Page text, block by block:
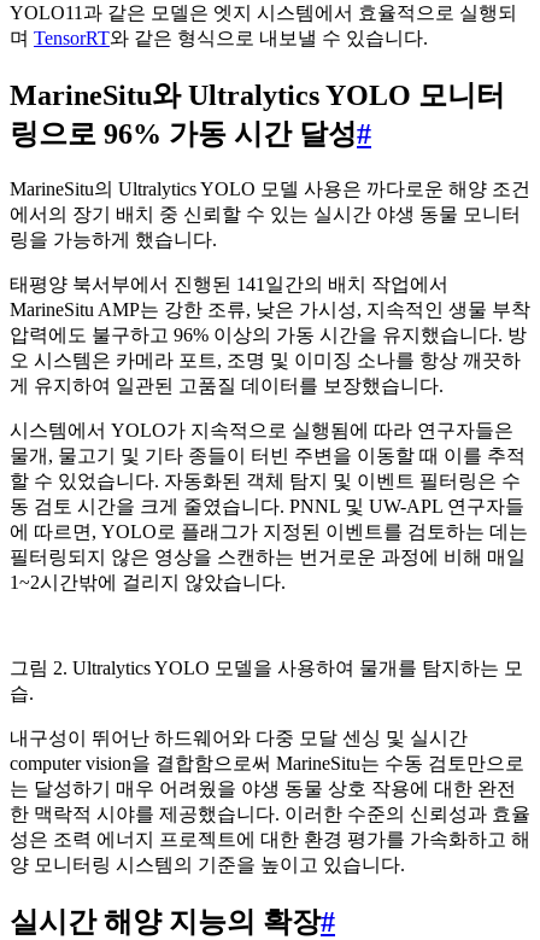
YOLO11과 같은 모델은 엣지 시스템에서 효율적으로 실행되
며 TensorRT와 같은 형식으로 내보낼 수 있습니다.
MarineSitu와 Ultralytics YOLO 모니터
링으로 96% 가동 시간 달성#
MarineSitu의 Ultralytics YOLO 모델 사용은 까다로운 해양 조건
에서의 장기 배치 중 신뢰할 수 있는 실시간 야생 동물 모니터
링을 가능하게 했습니다.
태평양 북서부에서 진행된 141일간의 배치 작업에서
MarineSitu AMP는 강한 조류, 낮은 가시성, 지속적인 생물 부착
압력에도 불구하고 96% 이상의 가동 시간을 유지했습니다. 방
오 시스템은 카메라 포트, 조명 및 이미징 소나를 항상 깨끗하
게 유지하여 일관된 고품질 데이터를 보장했습니다.
시스템에서 YOLO가 지속적으로 실행됨에 따라 연구자들은
물개, 물고기 및 기타 종들이 터빈 주변을 이동할 때 이를 추적
할 수 있었습니다. 자동화된 객체 탐지 및 이벤트 필터링은 수
동 검토 시간을 크게 줄였습니다. PNNL 및 UW-APL 연구자들
에 따르면, YOLO로 플래그가 지정된 이벤트를 검토하는 데는
필터링되지 않은 영상을 스캔하는 번거로운 과정에 비해 매일
1~2시간밖에 걸리지 않았습니다.
그림 2. Ultralytics YOLO 모델을 사용하여 물개를 탐지하는 모
습.
내구성이 뛰어난 하드웨어와 다중 모달 센싱 및 실시간
computer vision을 결합함으로써 MarineSitu는 수동 검토만으로
는 달성하기 매우 어려웠을 야생 동물 상호 작용에 대한 완전
한 맥락적 시야를 제공했습니다. 이러한 수준의 신뢰성과 효율
성은 조력 에너지 프로젝트에 대한 환경 평가를 가속화하고 해
양 모니터링 시스템의 기준을 높이고 있습니다.
실시간 해양 지능의 확장#